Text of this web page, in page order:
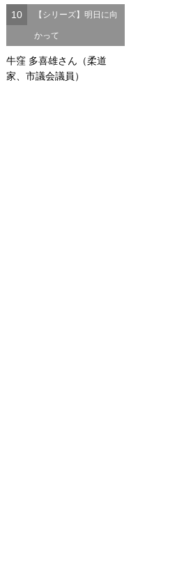
10 【シリーズ】明日に向
かって
牛窪 多喜雄さん（柔道
家、市議会議員）